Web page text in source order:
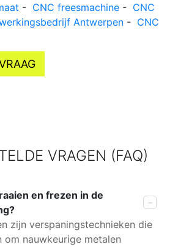
- CNC freesmachine - CNC
Antwerpen - CNC
VRAGEN (FAQ)
en frezen in de
zijn verspaningstechnieken die
nauwkeurige metalen